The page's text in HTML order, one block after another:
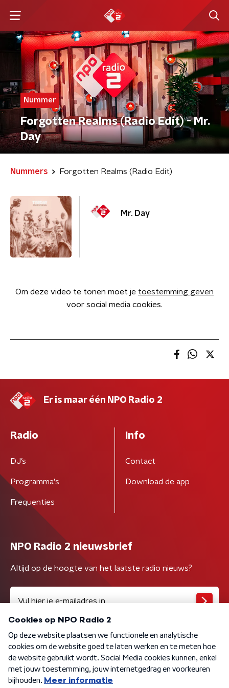
Nummer
Forgotten Realms (Radio Edit) - Mr.
Day
Nummers Forgotten Realms (Radio Edit)
Mr. Day
Om deze video te tonen moet je toestemming geven
voor social media cookies.
Er is maar één NPO Radio 2
Radio
DJ’s
Programma's
Frequenties
Info
Contact
Download de app
NPO Radio 2 nieuwsbrief
Altijd op de hoogte van het laatste radio nieuws?
Algemene voorwaarden